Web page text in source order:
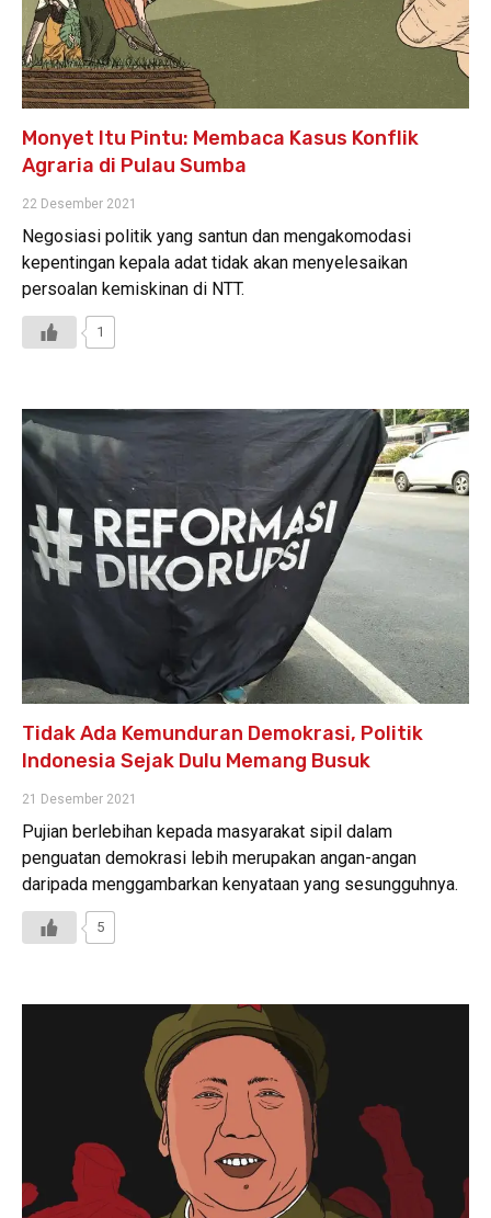
Monyet Itu Pintu: Membaca Kasus Konflik
Agraria di Pulau Sumba
22 Desember 2021
Negosiasi politik yang santun dan mengakomodasi
kepentingan kepala adat tidak akan menyelesaikan
persoalan kemiskinan di NTT.
1
Tidak Ada Kemunduran Demokrasi, Politik
Indonesia Sejak Dulu Memang Busuk
21 Desember 2021
Pujian berlebihan kepada masyarakat sipil dalam
penguatan demokrasi lebih merupakan angan-angan
daripada menggambarkan kenyataan yang sesungguhnya.
5